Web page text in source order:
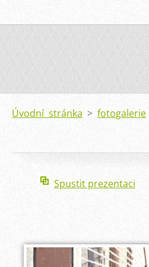
Úvodní stránka > fotogalerie
Spustit prezentaci